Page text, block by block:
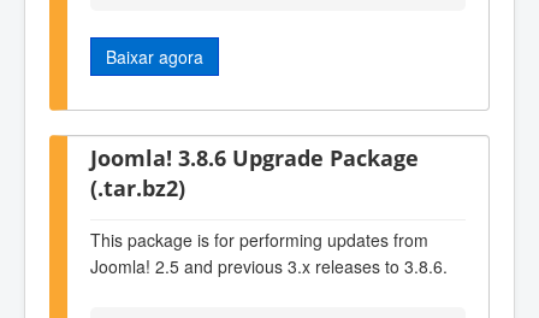
Baixar agora
Joomla! 3.8.6 Upgrade Package
(.tar.bz2)
This package is for performing updates from
Joomla! 2.5 and previous 3.x releases to 3.8.6.